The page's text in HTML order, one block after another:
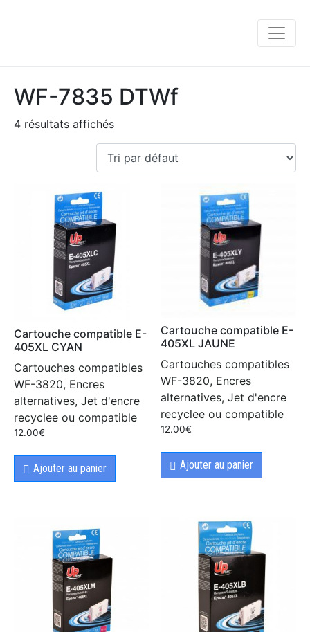
WF-7835 DTWf
4 résultats affichés
Cartouche compatible E-
405XL CYAN
Cartouches compatibles
WF-3820, Encres
alternatives, Jet d'encre
recyclee ou compatible
12.00€
Ajouter au panier
Cartouche compatible E-
405XL JAUNE
Cartouches compatibles
WF-3820, Encres
alternatives, Jet d'encre
recyclee ou compatible
12.00€
Ajouter au panier